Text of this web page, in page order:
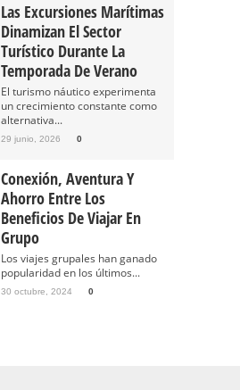
Las Excursiones Marítimas
Dinamizan El Sector
Turístico Durante La
Temporada De Verano
El turismo náutico experimenta
un crecimiento constante como
alternativa...
29 junio, 2026 0
Conexión, Aventura Y
Ahorro Entre Los
Beneficios De Viajar En
Grupo
Los viajes grupales han ganado
popularidad en los últimos...
30 octubre, 2024 0